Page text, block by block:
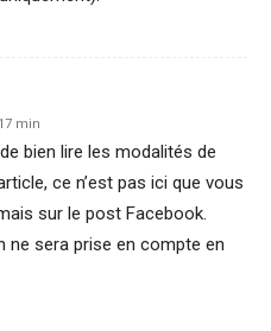
min
bien lire les modalités de
ce n’est pas ici que vous
sur le post Facebook.
ne sera prise en compte en